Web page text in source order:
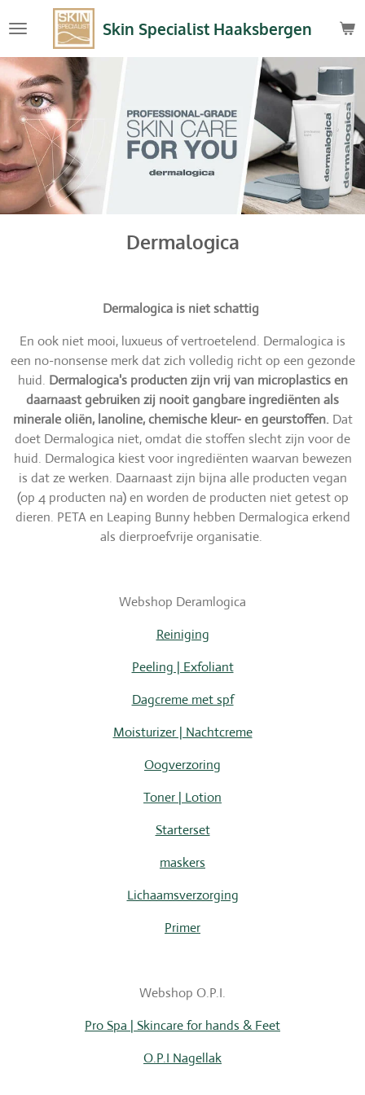
direct
naar
de
hoofdinhoud
Skin Specialist Haaksbergen
Dermalogica
Dermalogica is niet schattig
En ook niet mooi, luxueus of vertroetelend. Dermalogica is
een no-nonsense merk dat zich volledig richt op een gezonde
huid. Dermalogica's producten zijn vrij van microplastics en
daarnaast gebruiken zij nooit gangbare ingrediënten als
minerale oliën, lanoline, chemische kleur- en geurstoffen. Dat
doet Dermalogica niet, omdat die stoffen slecht zijn voor de
huid. Dermalogica kiest voor ingrediënten waarvan bewezen
is dat ze werken. Daarnaast zijn bijna alle producten vegan
(op 4 producten na) en worden de producten niet getest op
dieren. PETA en Leaping Bunny hebben Dermalogica erkend
als dierproefvrije organisatie.
Webshop Deramlogica
Reiniging
Peeling | Exfoliant
Dagcreme met spf
Moisturizer | Nachtcreme
Oogverzoring
Toner | Lotion
Starterset
maskers
Lichaamsverzorging
Primer
Webshop O.P.I.
Pro Spa | Skincare for hands & Feet
O.P.I Nagellak